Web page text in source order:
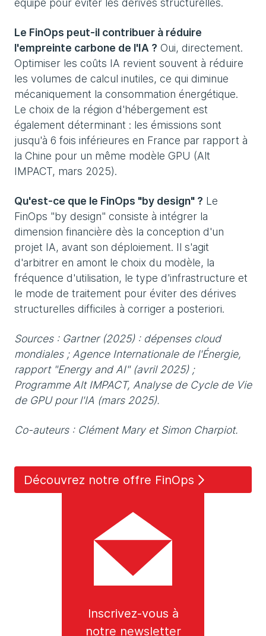
équipe pour éviter les dérives structurelles.
Le FinOps peut-il contribuer à réduire
l'empreinte carbone de l'IA ? Oui, directement.
Optimiser les coûts IA revient souvent à réduire
les volumes de calcul inutiles, ce qui diminue
mécaniquement la consommation énergétique.
Le choix de la région d'hébergement est
également déterminant : les émissions sont
jusqu'à 6 fois inférieures en France par rapport à
la Chine pour un même modèle GPU (Alt
IMPACT, mars 2025).
Qu'est-ce que le FinOps "by design" ? Le
FinOps "by design" consiste à intégrer la
dimension financière dès la conception d'un
projet IA, avant son déploiement. Il s'agit
d'arbitrer en amont le choix du modèle, la
fréquence d'utilisation, le type d'infrastructure et
le mode de traitement pour éviter des dérives
structurelles difficiles à corriger a posteriori.
Sources : Gartner (2025) : dépenses cloud
mondiales ; Agence Internationale de l'Énergie,
rapport "Energy and AI" (avril 2025) ;
Programme Alt IMPACT, Analyse de Cycle de Vie
de GPU pour l'IA (mars 2025).
Co-auteurs : Clément Mary et Simon Charpiot.
Découvrez notre offre FinOps
Inscrivez-vous à
notre newsletter